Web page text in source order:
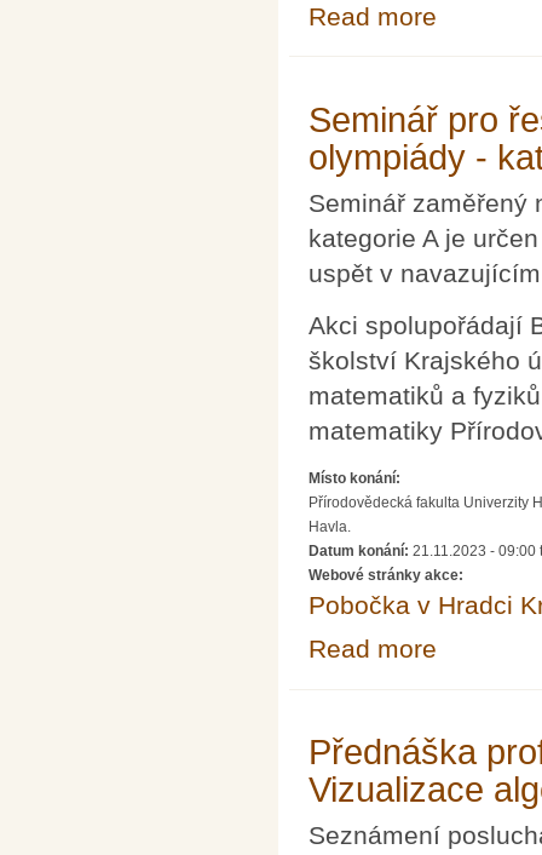
Read more
Seminář pro
olympiády -
Seminář zaměřený
kategorie A je
uspět v
Akci spolupořádají
školství Krajského
matematiků a
matematiky
Místo konání:
Přírodovědecká fakulta Univerzity
Havla.
Datum konání: 21.11.2023 - 09:00
Webové stránky akce:
Pobočka v Hradci
Read more
Přednáška
Vizualizace
Seznámení